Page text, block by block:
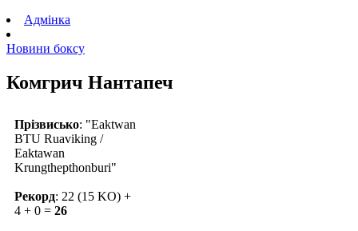
Адмінка
Новини боксу
Комгрич Нантапеч
Прізвисько: "Eaktwan
BTU Ruaviking /
Eaktawan
Krungthepthonburi"
Рекорд: 22 (15 KO) +
4 + 0 = 26